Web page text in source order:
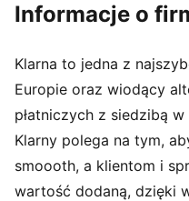
Informacje o
Klarna to jedna z
Europie oraz wiodący
płatniczych z siedzibą
Klarny polega na tym,
smoooth, a klientom i
wartość dodaną, dzięki